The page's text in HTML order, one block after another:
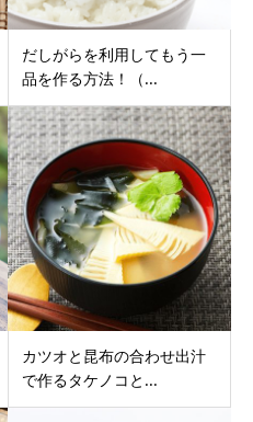
だしがらを利用してもう一
品を作る方法！（...
カツオと昆布の合わせ出汁
で作るタケノコと...